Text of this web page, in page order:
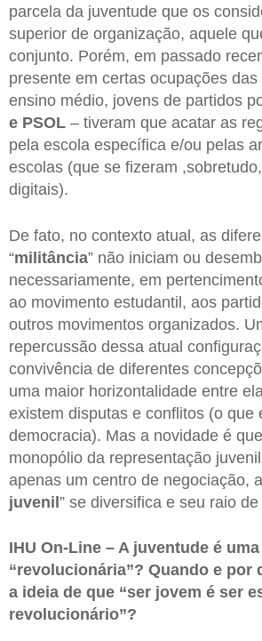
parcela da juventude que os
superior de organização, aquele
conjunto. Porém, em passado
presente em certas ocupações
ensino médio, jovens de partidos
e PSOL – tiveram que acatar as
pela escola específica e/ou pelas
escolas (que se fizeram
digitais).
De fato, no contexto atual, as
“militância” não iniciam ou
necessariamente, em
ao movimento estudantil, aos
outros movimentos organizados.
repercussão dessa atual
convivência de diferentes
uma maior horizontalidade entre
existem disputas e conflitos (o que
democracia). Mas a novidade é
monopólio da representação
apenas um centro de negociação,
juvenil” se diversifica e seu raio
IHU On-Line – A juventude é
“revolucionária”? Quando e por
a ideia de que “ser jovem é ser
revolucionário”?